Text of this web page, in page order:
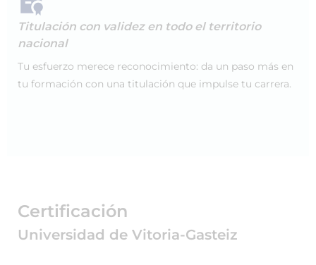
Titulación con validez en todo el territorio
nacional
Tu esfuerzo merece reconocimiento: da un paso más en
tu formación con una titulación que impulse tu carrera.
Certificación
Universidad de Vitoria-Gasteiz